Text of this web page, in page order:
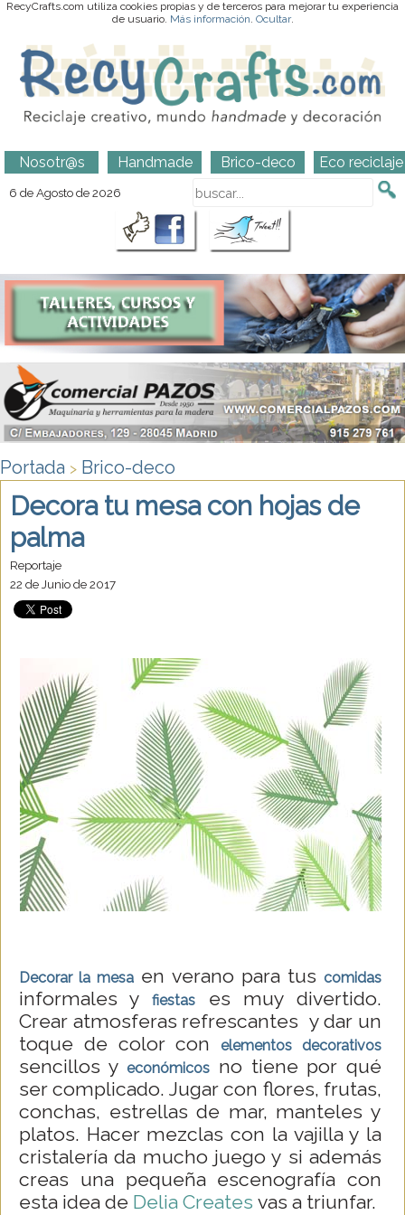
RecyCrafts.com utiliza cookies propias y de terceros para mejorar tu experiencia
de usuario. Más información. Ocultar.
Nosotr@s Handmade Brico-deco Eco reciclaje
6 de Agosto de 2026
Portada > Brico-deco
Decora tu mesa con hojas de
palma
Reportaje
22 de Junio de 2017
Decorar la mesa en verano para tus comidas
informales yfiestas
es muy divertido.
Crear atmosferas refrescantes y dar un
toque de color con
elementos decorativos
sencillos y económicos no tiene por qué
ser complicado. Jugar con flores, frutas,
conchas, estrellas de mar, manteles y
platos. Hacer mezclas con la vajilla y la
cristalería da mucho juego y si además
creas una pequeña escenografía con
esta idea de Delia Creates vas a triunfar.